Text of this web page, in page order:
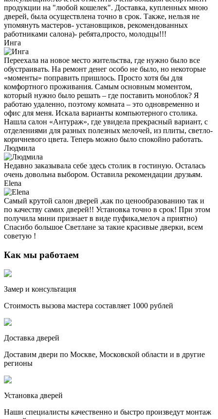
продукции на "любой кошелек". Доставка, купленных мною
дверей, была осуществлена точно в срок. Также, нельзя не
упомянуть мастеров- установщиков, рекомендованных
работниками салона)- ребята,просто, молодцы!!!
Инга
Переехала на новое место жительства, где нужно было все
обустраивать. На ремонт денег особо не было, но некоторые
«моменты» поправить пришлось. Просто хотя бы для
комфортного проживания. Самым основным моментом,
который нужно было решать – где поставить моноблок? Я
работаю удаленно, поэтому комната – это одновременно и
офис для меня. Искала варианты компьютерного столика.
Нашла салон «Антураж», где увидела прекрасный вариант, с
отделениями для разных полезных мелочей, из плиты, светло-
коричневого цвета. Теперь можно было спокойно работать.
Людмила
Недавно заказывала себе здесь столик в гостиную. Осталась
очень довольна выбором. Оставила рекомендации друзьям.
Elena
Самый крутой салон дверей ,как по ценообразованию так и
по качеству самих дверей!! Установка точно в срок! При этом
получила мини признает в виде пуфика,мелоч а приятно)
Спасибо большое Светлане за такие красивые дверки, всем
советую !
Как мы работаем
Замер и консультация
Стоимость вызова мастера составляет 1000 рублей
Доставка дверей
Доставим двери по Москве, Московской области и в другие
регионы
Установка дверей
Наши специалисты качественно и быстро произведут монтаж